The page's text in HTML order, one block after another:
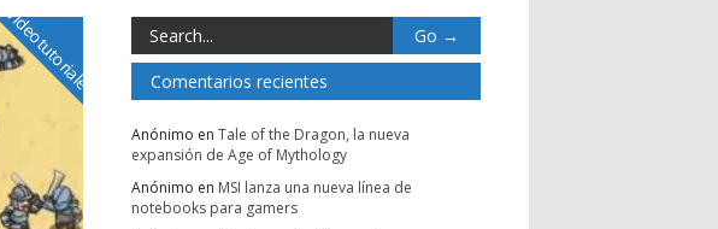
Videotutoriales Comentarios recientes
Anónimo en Tale of the Dragon, la nueva
expansión de Age of Mythology
Anónimo en MSI lanza una nueva línea de
notebooks para gamers